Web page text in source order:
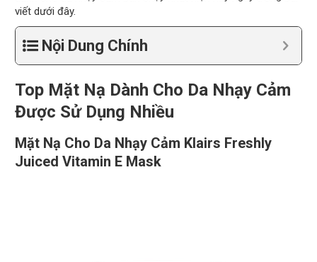
viết dưới đây.
Nội Dung Chính
Top Mặt Nạ Dành Cho Da Nhạy Cảm
Được Sử Dụng Nhiều
Mặt Nạ Cho Da Nhạy Cảm Klairs Freshly
Juiced Vitamin E Mask